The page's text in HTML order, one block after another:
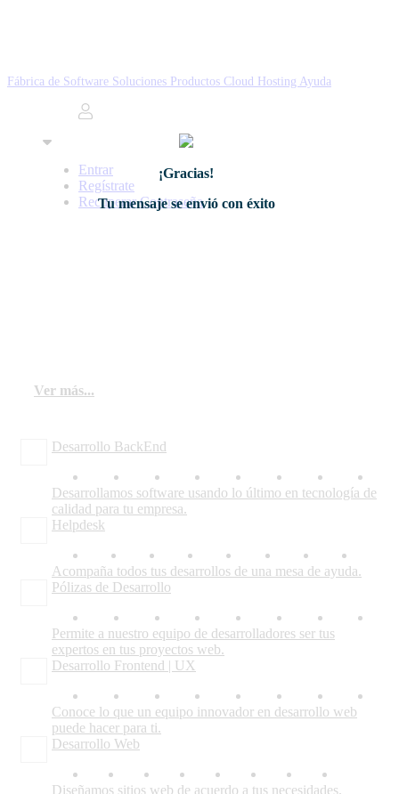
Fábrica de Software Soluciones Productos Cloud Hosting Ayuda
Entrar
Regístrate
Recuperar Contraseña
Ver más...
Desarrollo BackEnd
Desarrollamos software usando lo último en tecnología de
calidad para tu empresa.
Helpdesk
Acompaña todos tus desarrollos de una mesa de ayuda.
Pólizas de Desarrollo
Permite a nuestro equipo de desarrolladores ser tus
expertos en tus proyectos web.
Desarrollo Frontend | UX
Conoce lo que un equipo innovador en desarrollo web
puede hacer para ti.
Desarrollo Web
Diseñamos sitios web de acuerdo a tus necesidades.
¡Gracias!
Tu mensaje se envió con éxito